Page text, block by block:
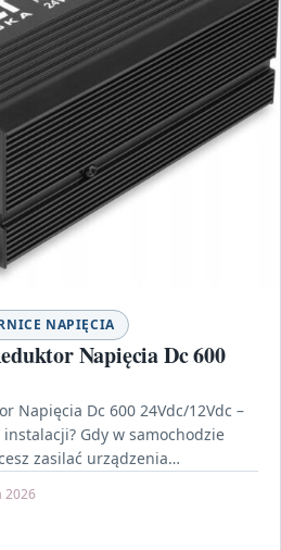
NAPIĘCIA
Napięcia Dc 600
Napięcia Dc 600 24Vdc/12Vdc –
Gdy w samochodzie
zasilać urządzenia…
2026